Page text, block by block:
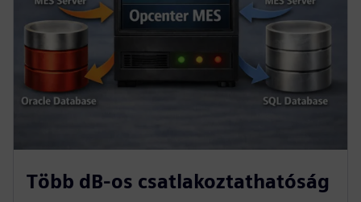
Több dB-os csatlakoztathatóság